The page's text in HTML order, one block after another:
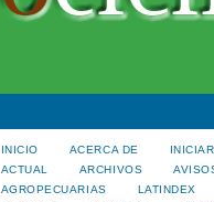
INICIO ACERCA DE
ACTUAL
ARCHIVOS
AGROPECUARIAS
LATINDEX